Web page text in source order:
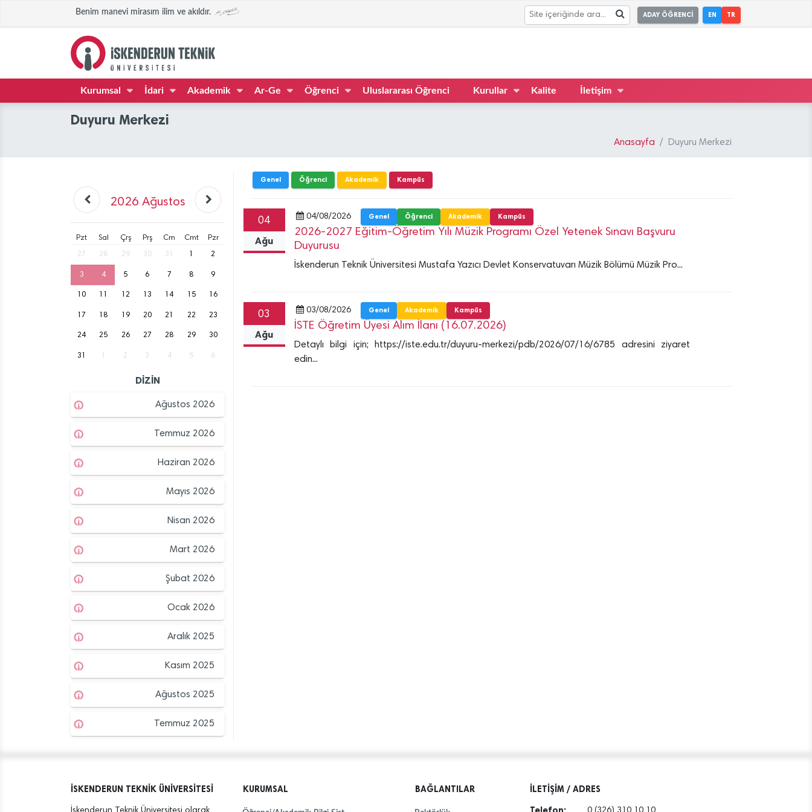
Benim manevi mirasım ilim ve akıldır. ADAY ÖĞRENCİ EN TR
Kurumsal İdari Akademik Ar-Ge Öğrenci Uluslararası Öğrenci Kurullar Kalite İletişim
Duyuru Merkezi
Anasayfa Duyuru Merkezi
2026 Ağustos
Pzt Sal Çrş Prş Cm Cmt Pzr
27 28 29 30 31 2
3 4 5 6 7 8 9
10 12 13 14 15 16
17 18 19 20 21 22 23
24 25 26 27 28 29 30
31 2 3 4 5 6
DİZİN
Ağustos 2026
Temmuz 2026
Haziran 2026
Mayıs 2026
Nisan 2026
Mart 2026
Şubat 2026
Ocak 2026
Aralık 2025
Kasım 2025
Ağustos 2025
Temmuz 2025
Genel Öğrenci Akademik Kampüs
04
Ağu
04/08/2026 Genel Öğrenci Akademik Kampüs
2026-2027 Eğitim-Öğretim Yılı Müzik Programı Özel Yetenek Sınavı Başvuru
Duyurusu
İskenderun Teknik Üniversitesi Mustafa Yazıcı Devlet Konservatuvarı Müzik Bölümü Müzik Pro...
03
Ağu
03/08/2026 Genel Akademik Kampüs
İSTE Öğretim Üyesi Alım İlanı (16.07.2026)
Detaylı bilgi için; https://iste.edu.tr/duyuru-merkezi/pdb/2026/07/16/6785 adresini ziyaret
edin...
İSKENDERUN TEKNİK ÜNİVERSİTESİ KURUMSAL BAĞLANTILAR
İLETİŞİM / ADRES